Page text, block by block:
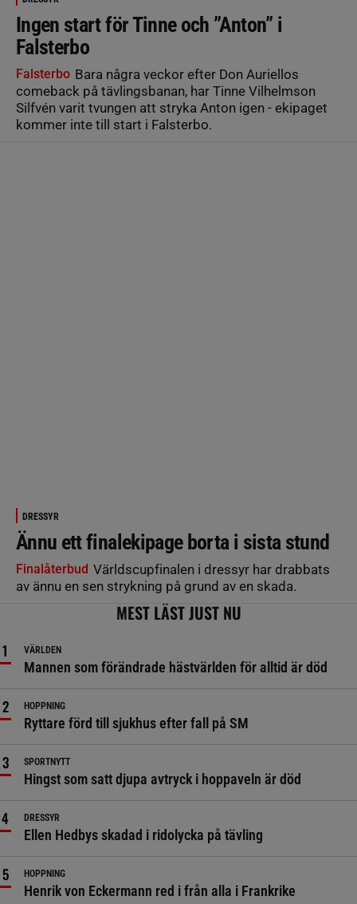
Ingen start för Tinne och ”Anton” i
Falsterbo
Falsterbo Bara några veckor efter Don Auriellos
comeback på tävlingsbanan, har Tinne Vilhelmson
Silfvén varit tvungen att stryka Anton igen - ekipaget
kommer inte till start i Falsterbo.
DRESSYR
Ännu ett finalekipage borta i sista stund
Finalåterbud Världscupfinalen i dressyr har drabbats
av ännu en sen strykning på grund av en skada.
MEST LÄST JUST NU
VÄRLDEN
Mannen som förändrade hästvärlden för alltid är död
HOPPNING
Ryttare förd till sjukhus efter fall på SM
SPORTNYTT
Hingst som satt djupa avtryck i hoppaveln är död
DRESSYR
Ellen Hedbys skadad i ridolycka på tävling
HOPPNING
Henrik von Eckermann red i från alla i Frankrike